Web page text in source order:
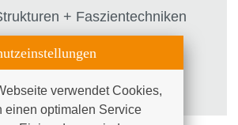
+ Faszientechniken
Atemtherapie
verwendet Cookies,
einen optimalen Service